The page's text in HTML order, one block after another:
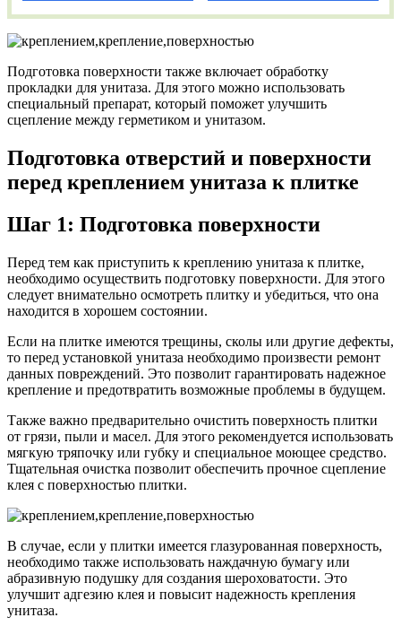
Подготовка поверхности также включает обработку
прокладки для унитаза. Для этого можно использовать
специальный препарат, который поможет улучшить
сцепление между герметиком и унитазом.
Подготовка отверстий и поверхности
перед креплением унитаза к плитке
Шаг 1: Подготовка поверхности
Перед тем как приступить к креплению унитаза к плитке,
необходимо осуществить подготовку поверхности. Для этого
следует внимательно осмотреть плитку и убедиться, что она
находится в хорошем состоянии.
Если на плитке имеются трещины, сколы или другие дефекты,
то перед установкой унитаза необходимо произвести ремонт
данных повреждений. Это позволит гарантировать надежное
крепление и предотвратить возможные проблемы в будущем.
Также важно предварительно очистить поверхность плитки
от грязи, пыли и масел. Для этого рекомендуется использовать
мягкую тряпочку или губку и специальное моющее средство.
Тщательная очистка позволит обеспечить прочное сцепление
клея с поверхностью плитки.
В случае, если у плитки имеется глазурованная поверхность,
необходимо также использовать наждачную бумагу или
абразивную подушку для создания шероховатости. Это
улучшит адгезию клея и повысит надежность крепления
унитаза.